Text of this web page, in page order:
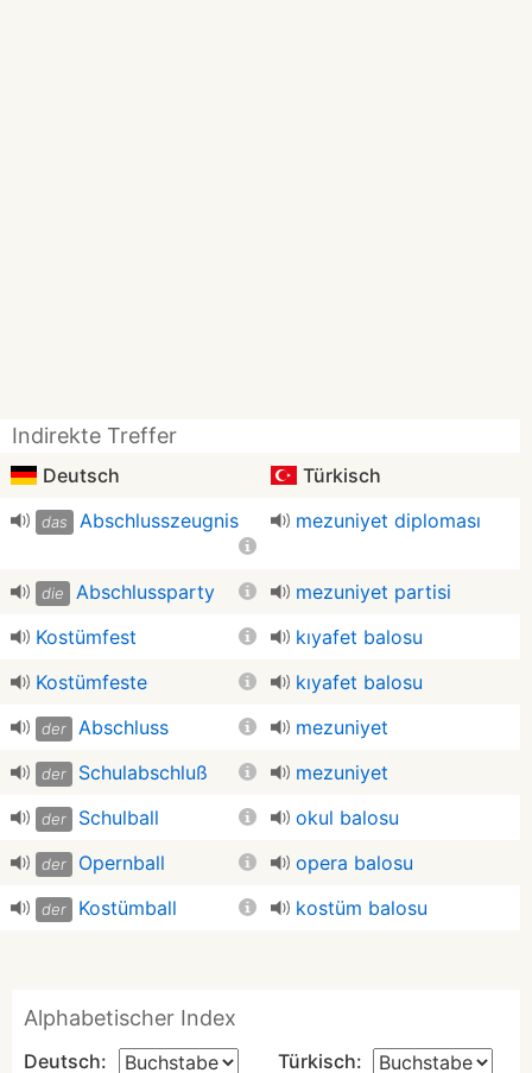
Indirekte Treffer
Deutsch Türkisch
das Abschlusszeugnis mezuniyet diploması
die Abschlussparty
mezuniyet partisi
Kostümfest
kıyafet balosu
Kostümfeste
kıyafet balosu
der Abschluss mezuniyet
der Schulabschluß mezuniyet
der Schulball okul balosu
der Opernball opera balosu
der Kostümball kostüm balosu
Alphabetischer Index
Deutsch: Türkisch: